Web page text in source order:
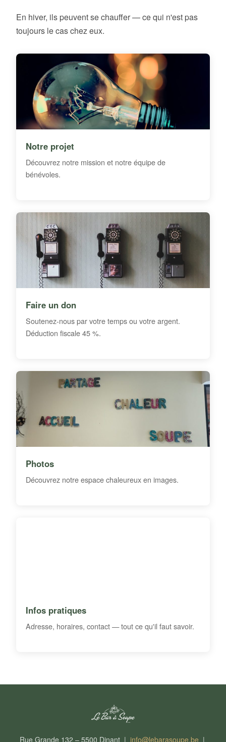
En hiver, ils peuvent se chauffer — ce qui n'est pas
toujours le cas chez eux.
Notre projet
Découvrez notre mission et notre équipe de
bénévoles.
Faire un don
Soutenez-nous par votre temps ou votre argent.
Déduction fiscale 45 %.
Photos
Découvrez notre espace chaleureux en images.
Infos pratiques
Adresse, horaires, contact — tout ce qu'il faut savoir.
Rue Grande 132 – 5500 Dinant | info@lebarasoupe.be|